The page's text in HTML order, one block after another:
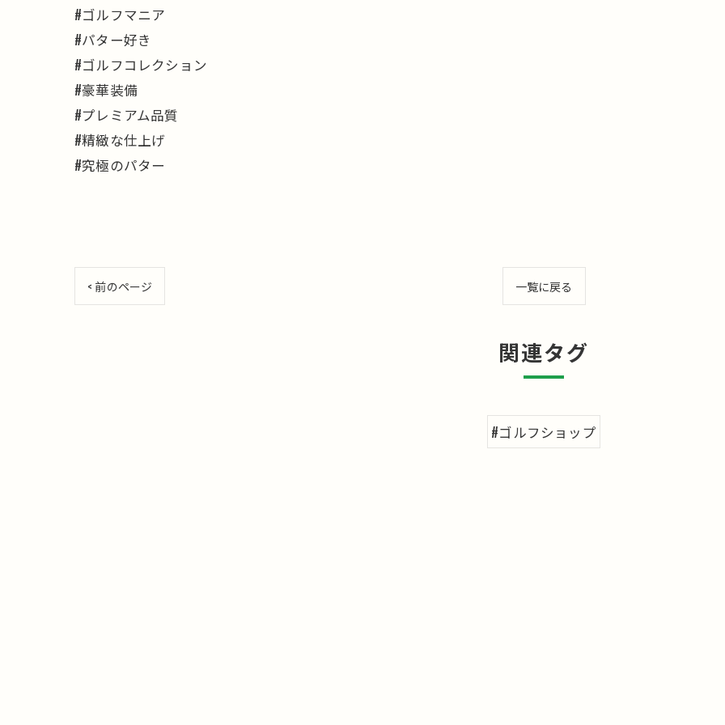
#ゴルフマニア
#パター好き
#ゴルフコレクション
#豪華装備
#プレミアム品質
#精緻な仕上げ
#究極のパター
< 前のページ 一覧に戻る
関連タグ
#ゴルフショップ